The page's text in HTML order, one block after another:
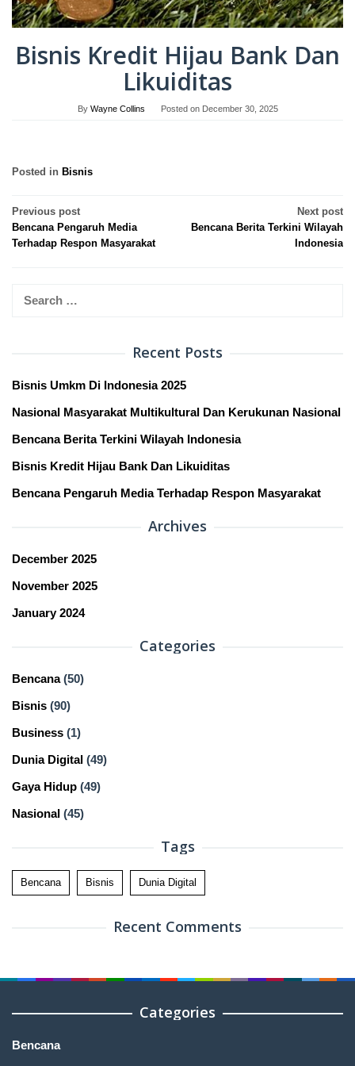
Bisnis Kredit Hijau Bank Dan
Likuiditas
By Wayne Collins Posted on December 30, 2025
Posted in Bisnis
Post
navigation
Previous post
Bencana Pengaruh Media
Terhadap Respon Masyarakat
Next post
Bencana Berita Terkini Wilayah
Indonesia
Search
Recent Posts
Bisnis Umkm Di Indonesia 2025
Nasional Masyarakat Multikultural Dan Kerukunan Nasional
Bencana Berita Terkini Wilayah Indonesia
Bisnis Kredit Hijau Bank Dan Likuiditas
Bencana Pengaruh Media Terhadap Respon Masyarakat
Archives
December 2025
November 2025
January 2024
Categories
Bencana(50)
Bisnis (90)
Business (1)
Dunia Digital (49)
Gaya Hidup (49)
Nasional (45)
Tags
Bencana Bisnis Dunia Digital
Recent Comments
Categories
Bencana